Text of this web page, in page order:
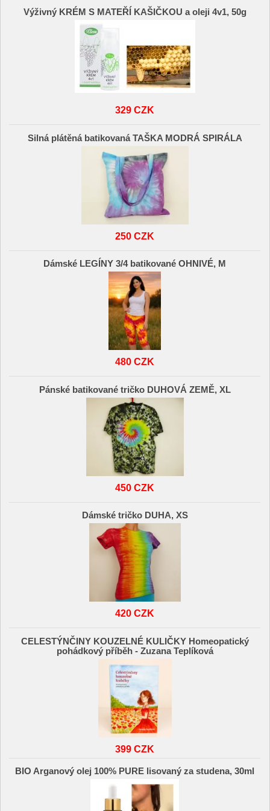
Výživný KRÉM S MATEŘÍ KAŠIČKOU a oleji 4v1, 50g
329 CZK
Silná plátěná batikovaná TAŠKA MODRÁ SPIRÁLA
250 CZK
Dámské LEGÍNY 3/4 batikované OHNIVÉ, M
480 CZK
Pánské batikované tričko DUHOVÁ ZEMĚ, XL
450 CZK
Dámské tričko DUHA, XS
420 CZK
CELESTÝNČINY KOUZELNÉ KULIČKY Homeopatický
pohádkový příběh - Zuzana Teplíková
399 CZK
BIO Arganový olej 100% PURE lisovaný za studena, 30ml